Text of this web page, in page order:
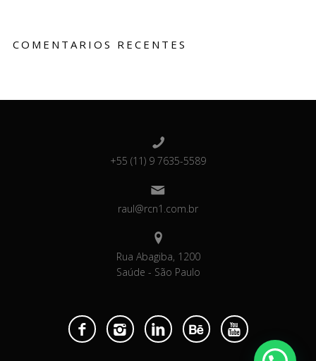
COMENTARIOS RECENTES
+55 (11) 9 7635-5589
raul@rcn1.com.br
Rua Abagiba, 1200
Saúde - São Paulo